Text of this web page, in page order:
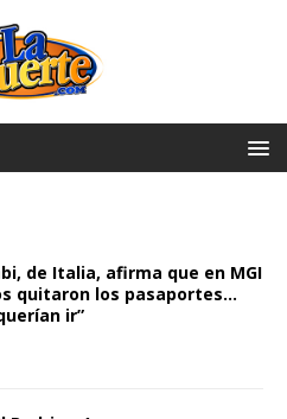
de Italia, afirma que en MGI
quitaron los pasaportes…
ir”